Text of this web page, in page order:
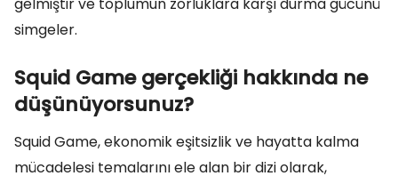
simgeler.
Squid Game gerçekliği hakkında ne
düşünüyorsunuz?
Squid Game, ekonomik eşitsizlik ve hayatta kalma
mücadelesi temalarını ele alan bir dizi olarak,